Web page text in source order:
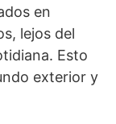
en
lejos del
Esto
exterior y